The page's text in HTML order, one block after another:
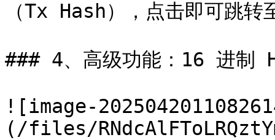
（Tx Hash），点击即可跳转
### 4、高级功能：16 进制
![image-
(/files/